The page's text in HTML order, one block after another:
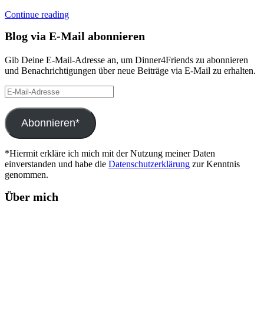
Continue reading
Blog via E-Mail abonnieren
Gib Deine E-Mail-Adresse an, um Dinner4Friends zu abonnieren
und Benachrichtigungen über neue Beiträge via E-Mail zu erhalten.
E-
Mail-
Adresse
Abonnieren*
*Hiermit erkläre ich mich mit der Nutzung meiner Daten
einverstanden und habe die Datenschutzerklärung zur Kenntnis
genommen.
Über mich